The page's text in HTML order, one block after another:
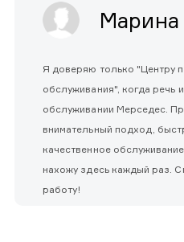
Марина
Я доверяю только "Центру
обслуживания", когда речь
обслуживании Мерседес.
внимательный подход,
качественное
нахожу здесь каждый раз.
работу!